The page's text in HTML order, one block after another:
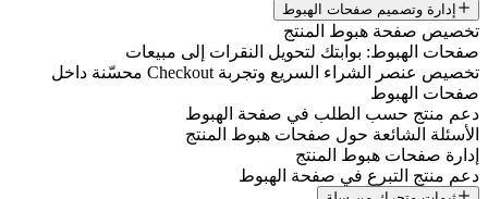
إدارة وتصميم صفحات الهبوط
تخصيص صفحة هبوط المنتج
صفحات الهبوط: بوابتك لتحويل النقرات إلى مبيعات
تخصيص عنصر الشراء السريع وتجربة Checkout محسّنة داخل
صفحات الهبوط
دعم منتج حسب الطلب في صفحة الهبوط
الأسئلة الشائعة حول صفحات هبوط المنتج
إدارة صفحات هبوط المنتج
دعم منتج التبرع في صفحة الهبوط